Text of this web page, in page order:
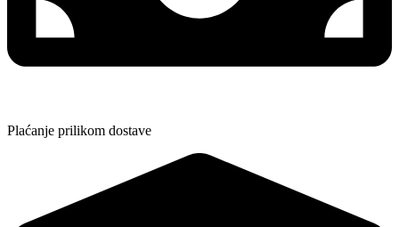
Plaćanje prilikom dostave